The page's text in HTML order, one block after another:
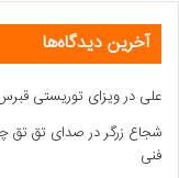
آخرین دیدگاه‌ها
علی درویزای توریستی
شجاع زرگردرصدای تق تق
فنی